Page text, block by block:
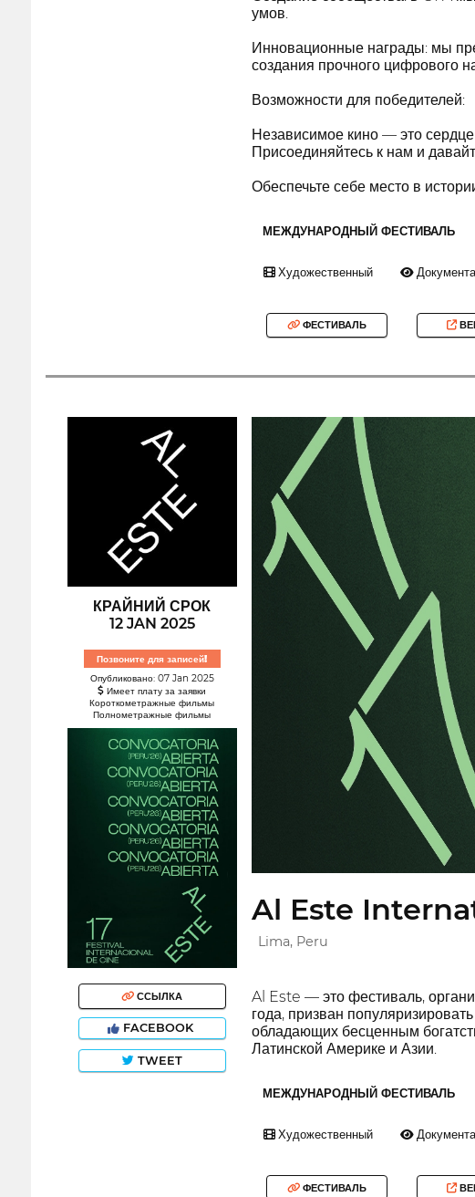
умов.
Инновационные награды: мы
создания прочного цифрового
Возможности для победителей:
Независимое кино — это
Присоединяйтесь к нам и
Обеспечьте себе место в
МЕЖДУНАРОДНЫЙ ФЕСТИВАЛЬ
Художественный
ФЕСТИВАЛЬ
КРАЙНИЙ СРОК
12 JAN 2025
Позвоните для записей!
Опубликовано: 07 Jan 2025
Имеет плату за заявки
Короткометражные фильмы
Полнометражные фильмы
ССЫЛКА
FACEBOOK
TWEET
Al Este
Lima, Peru
Al Este — это фестиваль,
года, призван
обладающих бесценным
Латинской Америке и Азии.
МЕЖДУНАРОДНЫЙ ФЕСТИВАЛЬ
Художественный
ФЕСТИВАЛЬ